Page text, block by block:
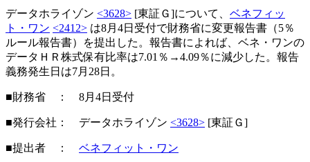
データホライゾン <3628> [東証Ｇ]について、 ベネフィッ
ト・ワン <2412> は8月4日受付で財務省に変更報告書（5％
ルール報告書）を提出した。報告書によれば、ベネ・ワンの
データＨＲ株式保有比率は7.01％→4.09％に減少した。報告
義務発生日は7月28日。
■財務省 ： 8月4日受付
■発行会社： データホライゾン <3628> [東証Ｇ]
■提出者 ： ベネフィット・ワン